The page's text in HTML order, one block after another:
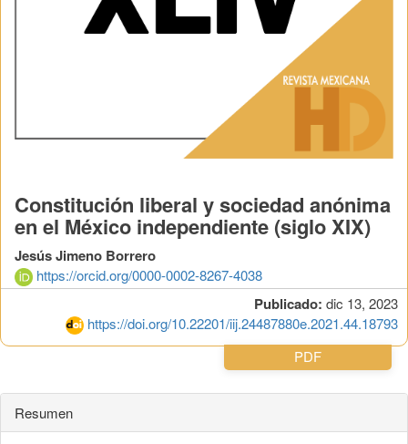
Publicado: dic 13, 2023
https://doi.org/10.22201/iij.24487880e.2021.44.18793
Constitución liberal y sociedad anónima
en el México independiente (siglo XIX)
Jesús Jimeno Borrero
https://orcid.org/0000-0002-8267-4038
PDF
Resumen